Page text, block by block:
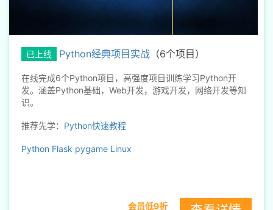
已上线 Python经典项目实战 （6个项目）
在线完成6个Python项目，高强度项目训练学习Python开
发。涵盖Python基础，Web开发，游戏开发，网络开发等知
识。
推荐先学： Python快速教程
Python Flask pygame Linux
会员低9折